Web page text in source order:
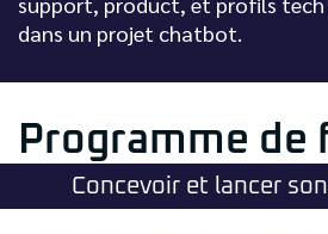
dans un projet chatbot.
Programme
Concevoir et lancer